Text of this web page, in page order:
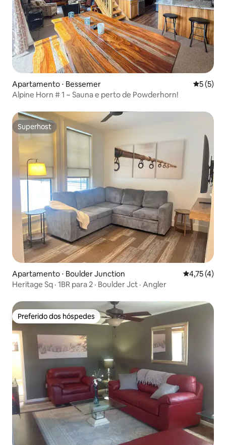
Apartamento ⋅ Bessemer 5 de
5 (5)
Alpine Horn # 1 ~ Sauna e perto de Powderhorn!
Superhost
Superhost
Apartamento ⋅ Boulder Junction 4,75 de
4,75 (4)
Heritage Sq · 1BR para 2 · Boulder Jct · Angler
Preferido dos hóspedes
Preferido dos hóspedes